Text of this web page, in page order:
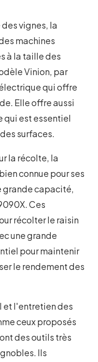
vignes, la
machines
à la taille des
Vinion, par
qui offre
Elle offre aussi
qui est essentiel
surfaces.
la récolte, la
connue pour ses
grande capacité,
Ces
récolter le raisin
une grande
pour maintenir
le rendement des
et l'entretien des
ceux proposés
des outils très
Ils